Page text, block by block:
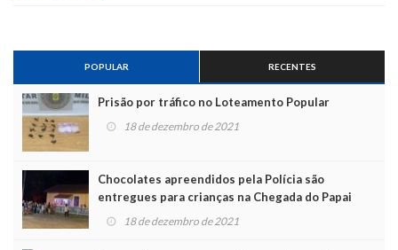
POPULAR RECENTES
Prisão por tráfico no Loteamento Popular
18 de dezembro de 2021
Chocolates apreendidos pela Polícia são
entregues para crianças na Chegada do Papai
Noel 18 de dezembro de 2021